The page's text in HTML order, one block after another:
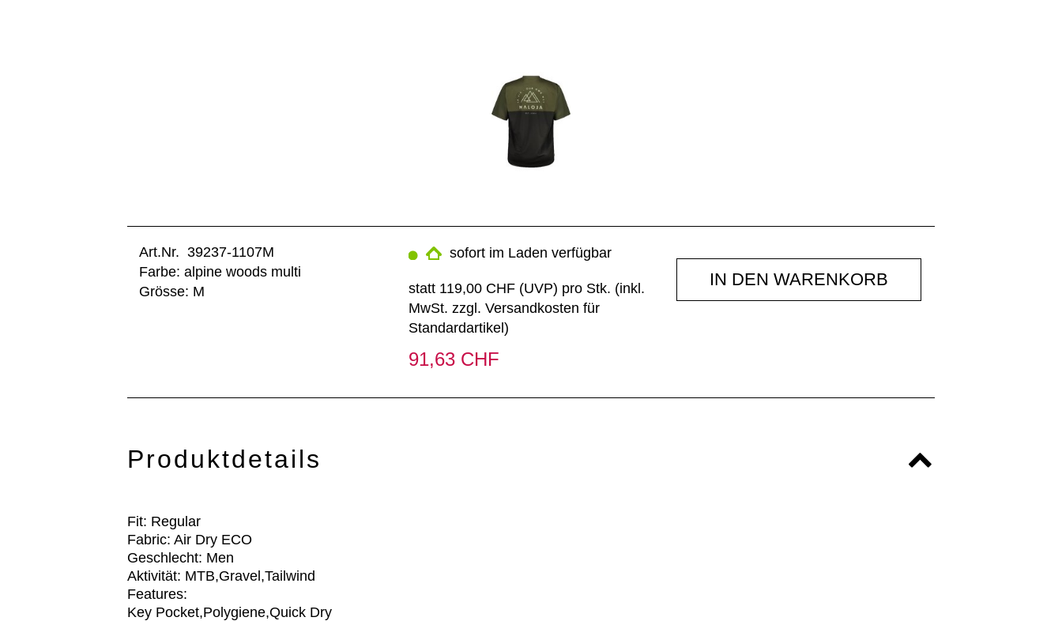
Art.Nr. 39237-1107M
Farbe: alpine woods multi
Grösse: M
sofort im Laden verfügbar
statt 119,00 CHF(UVP) pro Stk. (inkl.
MwSt. zzgl. Versandkosten für
Standardartikel )
91,63 CHF
IN DEN WARENKORB
Produktdetails
Fit: Regular
Fabric: Air Dry ECO
Geschlecht: Men
Aktivität: MTB,Gravel,Tailwind
Features:
Key Pocket,Polygiene,Quick Dry